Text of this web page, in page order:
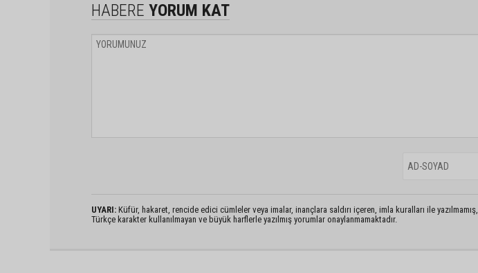
HABERE YORUM KAT
UYARI: Küfür, hakaret, rencide edici cümleler veya imalar, inançlara saldırı içeren, imla kuralları ile yazılmamış,
Türkçe karakter kullanılmayan ve büyük harflerle yazılmış yorumlar onaylanmamaktadır.